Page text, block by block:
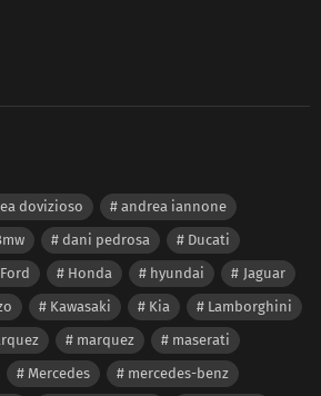
dovizioso
andrea iannone
dani pedrosa
Ducati
Ford Honda hyundai
Jaguar
Kawasaki Kia
Lamborghini
marquez
maserati
Mercedes
mercedes-benz